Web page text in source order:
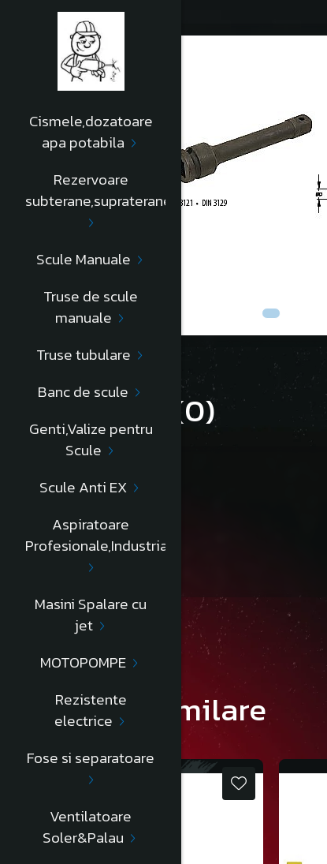
Cismele,dozatoare
apa potabila
Rezervoare
subterane,supraterane
Scule Manuale
Truse de scule
manuale
Truse tubulare
Banc de scule
Genti,Valize pentru
Scule
Scule Anti EX
Aspiratoare
Profesionale,Industriale
Masini Spalare cu
jet
MOTOPOMPE
Rezistente
electrice
Fose si separatoare
Ventilatoare
Soler&Palau
Review-uri (0)
Produse similare